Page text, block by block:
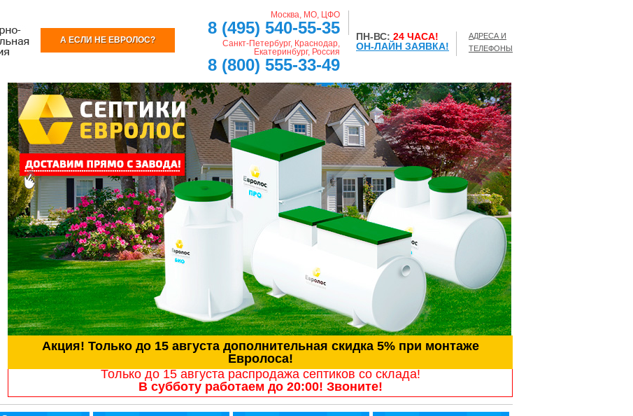
А ЕСЛИ НЕ ЕВРОЛОС?
АДРЕСА И
ТЕЛЕФОНЫ
ПН-ВС: 24 ЧАСА!
ОН-ЛАЙН ЗАЯВКА!
Москва, МО, ЦФО
8 (495) 540-55-35
Санкт-Петербург, Краснодар,
Екатеринбург, Россия
8 (800) 555-33-49
Акция! Только до 15 августа дополнительная скидка 5% при монтаже
Евролоса!
Только до 15 августа распродажа септиков со склада!
В субботу работаем до 20:00! Звоните!